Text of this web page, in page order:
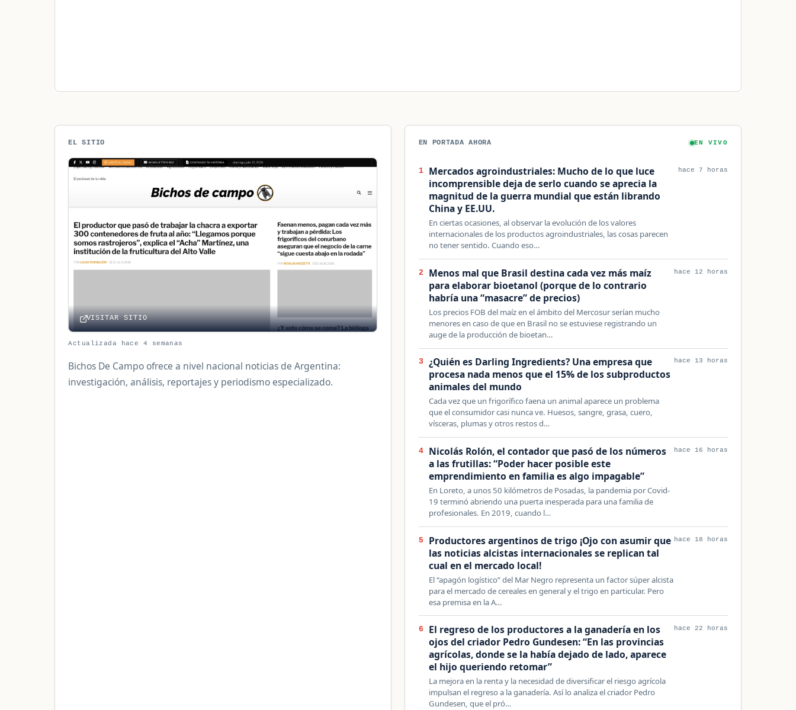
EL SITIO
VISITAR SITIO
Actualizada hace 4 semanas
Bichos De Campo ofrece a nivel nacional noticias de Argentina:
investigación, análisis, reportajes y periodismo especializado.
EN PORTADA AHORA EN VIVO
1
Mercados agroindustriales: Mucho de lo que luce
incomprensible deja de serlo cuando se aprecia la
magnitud de la guerra mundial que están librando
China y EE.UU.
En ciertas ocasiones, al observar la evolución de los valores
internacionales de los productos agroindustriales, las cosas parecen
no tener sentido. Cuando eso…
hace 7 horas
2
Menos mal que Brasil destina cada vez más maíz
para elaborar bioetanol (porque de lo contrario
habría una “masacre” de precios)
Los precios FOB del maíz en el ámbito del Mercosur serían mucho
menores en caso de que en Brasil no se estuviese registrando un
auge de la producción de bioetan…
hace 12 horas
3
¿Quién es Darling Ingredients? Una empresa que
procesa nada menos que el 15% de los subproductos
animales del mundo
Cada vez que un frigorífico faena un animal aparece un problema
que el consumidor casi nunca ve. Huesos, sangre, grasa, cuero,
vísceras, plumas y otros restos d…
hace 13 horas
4
Nicolás Rolón, el contador que pasó de los números
a las frutillas: “Poder hacer posible este
emprendimiento en familia es algo impagable”
En Loreto, a unos 50 kilómetros de Posadas, la pandemia por Covid-
19 terminó abriendo una puerta inesperada para una familia de
profesionales. En 2019, cuando l…
hace 16 horas
5
Productores argentinos de trigo ¡Ojo con asumir que
las noticias alcistas internacionales se replican tal
cual en el mercado local!
El “apagón logístico” del Mar Negro representa un factor súper alcista
para el mercado de cereales en general y el trigo en particular. Pero
esa premisa en la A…
hace 18 horas
6
El regreso de los productores a la ganadería en los
ojos del criador Pedro Gundesen: “En las provincias
agrícolas, donde se la había dejado de lado, aparece
el hijo queriendo retomar”
La mejora en la renta y la necesidad de diversificar el riesgo agrícola
impulsan el regreso a la ganadería. Así lo analiza el criador Pedro
Gundesen, que el pró…
hace 22 horas